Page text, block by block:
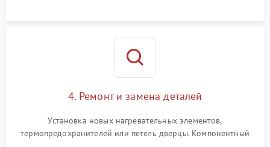
4. Ремонт и замена деталей
Установка новых нагревательных элементов,
термопредохранителей или петель дверцы. Компонентный